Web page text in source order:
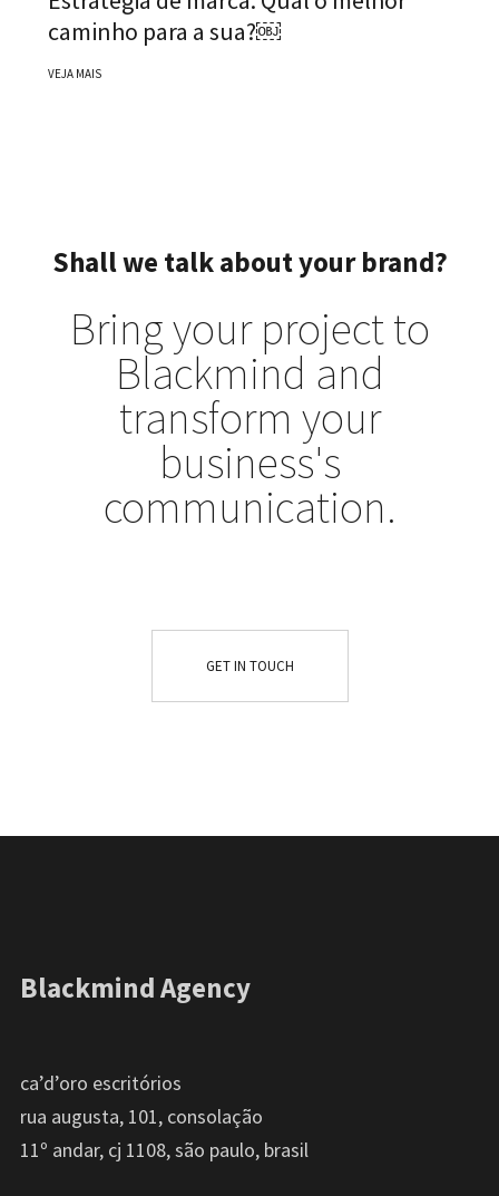
caminho para a sua?￼
VEJA MAIS
Shall we talk about your brand?
Bring your project to
Blackmind and
transform your
business's
communication.
GET IN TOUCH
Blackmind Agency
ca’d’oro escritórios
rua augusta, 101, consolação
11º andar, cj 1108, são paulo, brasil